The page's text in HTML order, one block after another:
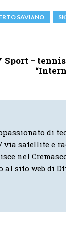
SAVIANO
Sport –
di
satellite e
nel
al sito web di